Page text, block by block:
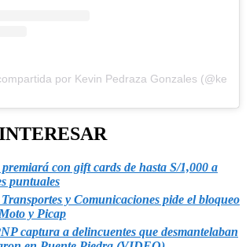
por Kevin Pedraza Gonzales
con gift cards de hasta S/1,000 a
puntuales
y Comunicaciones pide el bloqueo
y Picap
captura a delincuentes que desmantelaban